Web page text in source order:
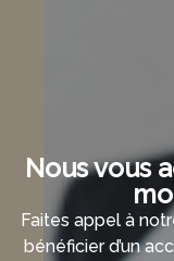
Nous vous
Faites appel à
bénéficier d’un